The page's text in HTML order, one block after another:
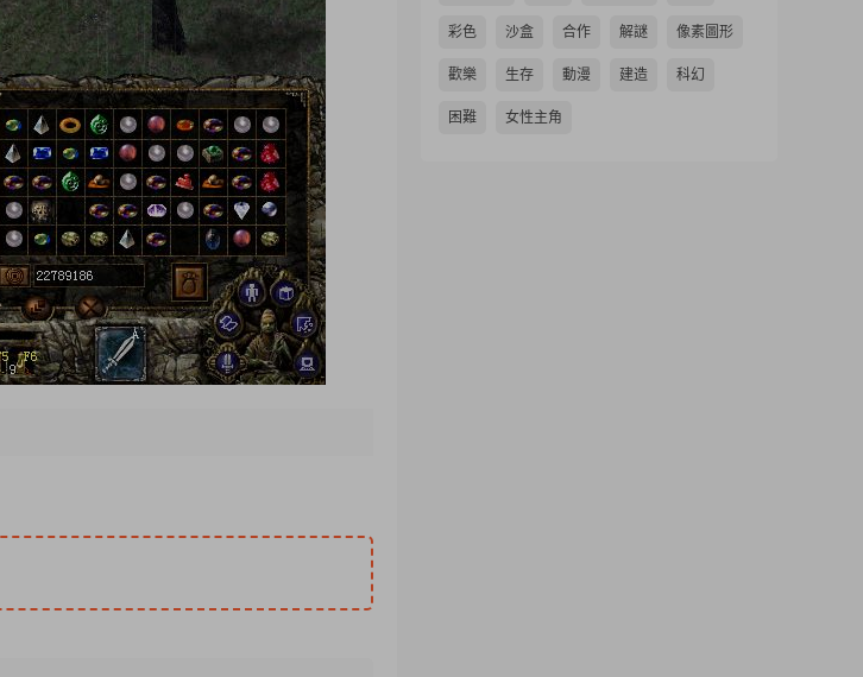
彩色 沙盒 合作 解謎 像素圖形
歡樂 生存 動漫 建造 科幻
困難 女性主角